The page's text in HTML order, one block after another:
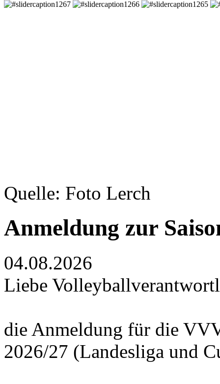
Quelle: Foto Lerch
Anmeldung zur
04.08.2026
Liebe
die Anmeldung für die
2026/27 (Landesliga und